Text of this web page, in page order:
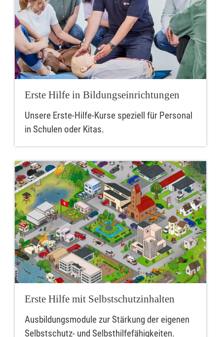
Erste Hilfe in Bildungseinrichtungen
Unsere Erste-Hilfe-Kurse speziell für Personal
in Schulen oder Kitas.
Erste Hilfe mit Selbstschutzinhalten
Ausbildungsmodule zur Stärkung der eigenen
Selbstschutz- und Selbsthilfefähigkeiten.